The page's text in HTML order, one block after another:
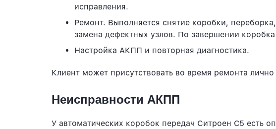
исправления.
Ремонт. Выполняется снятие коробки,
замена дефектных узлов. По завершении
Настройка АКПП и повторная диагностика.
Клиент может присутствовать во время ремонта
Неисправности АКПП
У автоматических коробок передач Ситроен C5 есть